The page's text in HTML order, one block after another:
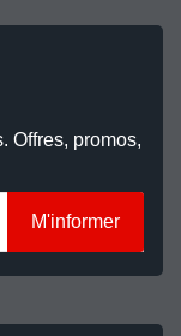
Offres, promos,
M'informer